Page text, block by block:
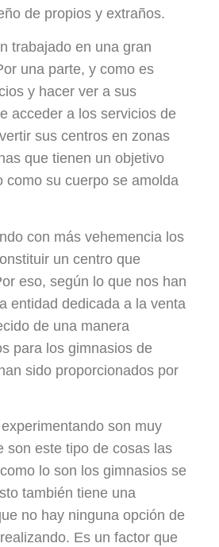
de propios y extraños.
trabajado en una gran
una parte, y como es
y hacer ver a sus
acceder a los servicios de
sus centros en zonas
que tienen un objetivo
como su cuerpo se amolda
con más vehemencia los
un centro que
eso, según lo que nos han
entidad dedicada a la venta
de una manera
para los gimnasios de
sido proporcionados por
son muy
son este tipo de cosas las
lo son los gimnasios se
también tiene una
no hay ninguna opción de
Es un factor que